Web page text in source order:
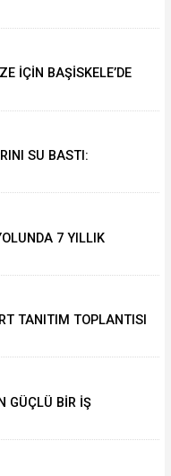
İÇİN BAŞİSKELE’DE
SU BASTI:
7 YILLIK
TANITIM TOPLANTISI
GÜÇLÜ BİR İŞ